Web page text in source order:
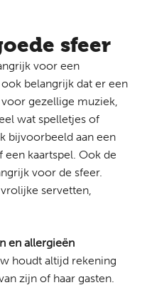
sfeer
voor een
belangrijk dat er een
gezellige muziek,
wat spelletjes of
bijvoorbeeld aan een
een kaartspel. Ook de
voor de sfeer.
servetten,
en allergieën
houdt altijd rekening
zijn of haar gasten.